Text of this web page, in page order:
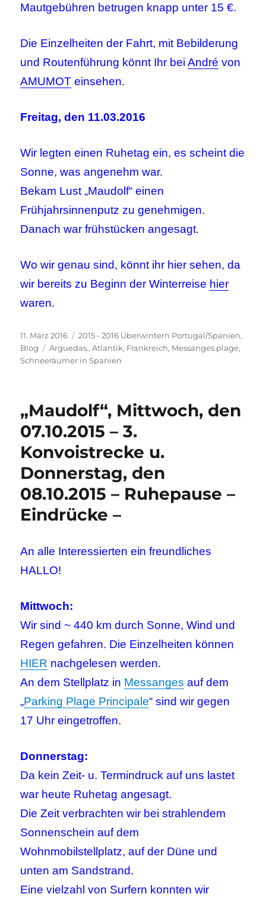
Mautgebühren betrugen knapp unter 15 €.
Die Einzelheiten der Fahrt, mit Bebilderung
und Routenführung könnt Ihr beiAndré von
AMUMOT einsehen.
Freitag, den 11.03.2016
Wir legten einen Ruhetag ein, es scheint die
Sonne, was angenehm war.
Bekam Lust „Maudolf“ einen
Frühjahrsinnenputz zu genehmigen.
Danach war frühstücken angesagt.
Wo wir genau sind, könnt ihr hier sehen, da
wir bereits zu Beginn der Winterreise hier
waren.
Veröffentlicht
am
11. März 2016 Kategorien
2015 - 2016 Überwintern Portugal/Spanien,
Blog
Schlagwörter
Arguedas.,Atlantik, Frankreich, Messanges plage,
Schneeräumer in Spanien
„Maudolf“, Mittwoch, den
07.10.2015 – 3.
Konvoistrecke u.
Donnerstag, den
08.10.2015 – Ruhepause –
Eindrücke –
An alle Interessierten ein freundliches
HALLO!
Mittwoch:
Wir sind ~ 440 km durch Sonne, Wind und
Regen gefahren. Die Einzelheiten können
HIER nachgelesen werden.
An dem Stellplatz in Messanges auf dem
„Parking Plage Principale“ sind wir gegen
17 Uhr eingetroffen.
Donnerstag:
Da kein Zeit- u. Termindruck auf uns lastet
war heute Ruhetag angesagt.
Die Zeit verbrachten wir bei strahlendem
Sonnenschein auf dem
Wohnmobilstellplatz, auf der Düne und
unten am Sandstrand.
Eine vielzahl von Surfern konnten wir